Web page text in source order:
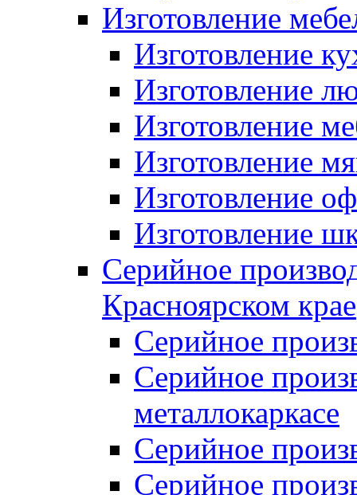
Изготовление
Изготовление
Изготовление
Изготовление
Изготовление
Изготовление
Изготовление
Серийное
Красноярском крае
Серийное
Серийное
металлокаркасе
Серийное
Серийное